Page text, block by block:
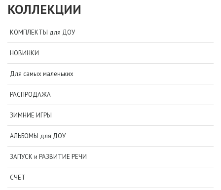
КОЛЛЕКЦИИ
КОМПЛЕКТЫ для ДОУ
НОВИНКИ
Для самых маленьких
РАСПРОДАЖА
ЗИМНИЕ ИГРЫ
АЛЬБОМЫ для ДОУ
ЗАПУСК и РАЗВИТИЕ РЕЧИ
СЧЕТ